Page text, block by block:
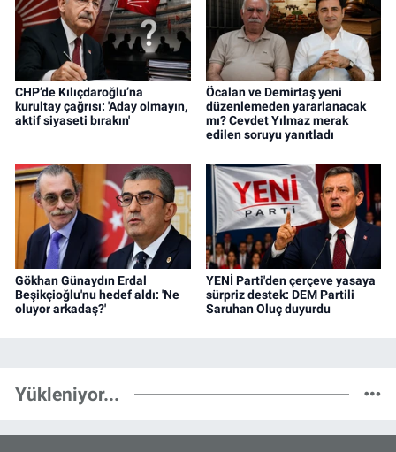
CHP’de Kılıçdaroğlu’na
kurultay çağrısı: 'Aday olmayın,
aktif siyaseti bırakın'
Öcalan ve Demirtaş yeni
düzenlemeden yararlanacak
mı? Cevdet Yılmaz merak
edilen soruyu yanıtladı
Gökhan Günaydın Erdal
Beşikçioğlu'nu hedef aldı: 'Ne
oluyor arkadaş?'
YENİ Parti'den çerçeve yasaya
sürpriz destek: DEM Partili
Saruhan Oluç duyurdu
Yükleniyor...